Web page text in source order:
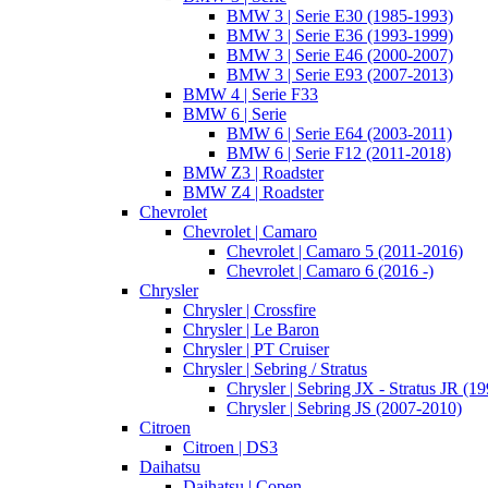
BMW 3 | Serie E30 (1985-1993)
BMW 3 | Serie E36 (1993-1999)
BMW 3 | Serie E46 (2000-2007)
BMW 3 | Serie E93 (2007-2013)
BMW 4 | Serie F33
BMW 6 | Serie
BMW 6 | Serie E64 (2003-2011)
BMW 6 | Serie F12 (2011-2018)
BMW Z3 | Roadster
BMW Z4 | Roadster
Chevrolet
Chevrolet | Camaro
Chevrolet | Camaro 5 (2011-2016)
Chevrolet | Camaro 6 (2016 -)
Chrysler
Chrysler | Crossfire
Chrysler | Le Baron
Chrysler | PT Cruiser
Chrysler | Sebring / Stratus
Chrysler | Sebring JX - Stratus JR
Chrysler | Sebring JS (2007-2010)
Citroen
Citroen | DS3
Daihatsu